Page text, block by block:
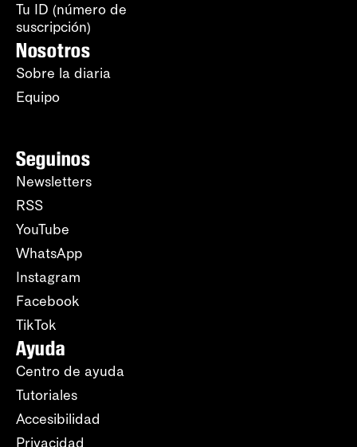
Tu ID (número de
suscripción)
Nosotros
Sobre la diaria
Equipo
Seguinos
Newsletters
RSS
YouTube
WhatsApp
Instagram
Facebook
TikTok
Ayuda
Centro de ayuda
Tutoriales
Accesibilidad
Privacidad